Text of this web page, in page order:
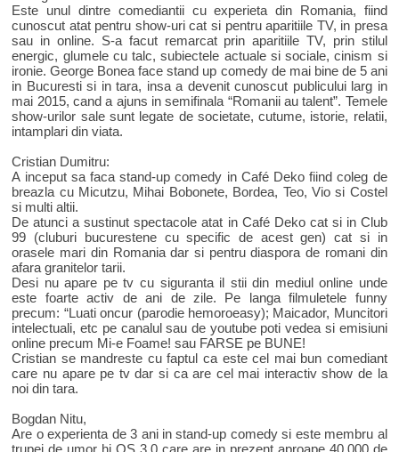
Este unul dintre comediantii cu experieta din Romania, fiind
cunoscut atat pentru show-uri cat si pentru aparitiile TV, in presa
sau in online. S-a facut remarcat prin aparitiile TV, prin stilul
energic, glumele cu talc, subiectele actuale si sociale, cinism si
ironie. George Bonea face stand up comedy de mai bine de 5 ani
in Bucuresti si in tara, insa a devenit cunoscut publicului larg in
mai 2015, cand a ajuns in semifinala “Romanii au talent”. Temele
show-urilor sale sunt legate de societate, cutume, istorie, relatii,
intamplari din viata.
Cristian Dumitru:
A inceput sa faca stand-up comedy in Café Deko fiind coleg de
breazla cu Micutzu, Mihai Bobonete, Bordea, Teo, Vio si Costel
si multi altii.
De atunci a sustinut spectacole atat in Café Deko cat si in Club
99 (cluburi bucurestene cu specific de acest gen) cat si in
orasele mari din Romania dar si pentru diaspora de romani din
afara granitelor tarii.
Desi nu apare pe tv cu siguranta il stii din mediul online unde
este foarte activ de ani de zile. Pe langa filmuletele funny
precum: “Luati oncur (parodie hemoroeasy); Maicador, Muncitori
intelectuali, etc pe canalul sau de youtube poti vedea si emisiuni
online precum Mi-e Foame! sau FARSE pe BUNE!
Cristian se mandreste cu faptul ca este cel mai bun comediant
care nu apare pe tv dar si ca are cel mai interactiv show de la
noi din tara.
Bogdan Nitu,
Are o experienta de 3 ani in stand-up comedy si este membru al